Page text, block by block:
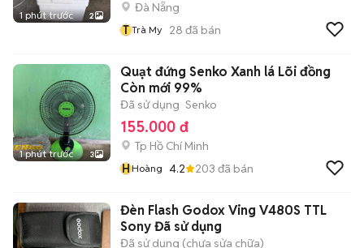
1 phút trước 2
Đà Nẵng
T Trà My 28 đã bán
1 phút trước 3
Quạt đứng Senko Xanh lá Lõi đồng
Còn mới 99%
Đã sử dụng Senko
155.000 đ
Tp Hồ Chí Minh
HHoàng 4.2 203 đã bán
Đèn Flash Godox Ving V480S TTL
Sony Đã sử dụng
Đã sử dụng (chưa sửa chữa)